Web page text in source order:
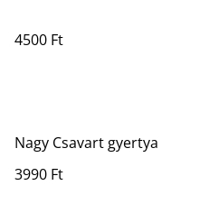
4500 Ft
Nagy Csavart gyertya
3990 Ft